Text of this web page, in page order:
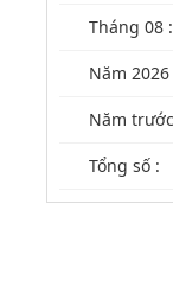
Tháng 08 :
Năm 2026
Năm
Tổng số :